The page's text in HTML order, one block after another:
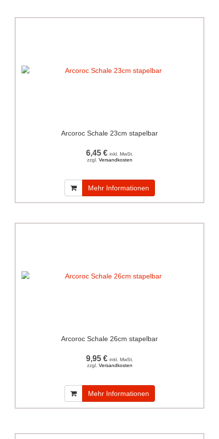
Arcoroc Schale 23cm stapelbar
6,45 € inkl. MwSt.
zzgl. Versandkosten
Mehr Informationen
Arcoroc Schale 26cm stapelbar
9,95 € inkl. MwSt.
zzgl. Versandkosten
Mehr Informationen